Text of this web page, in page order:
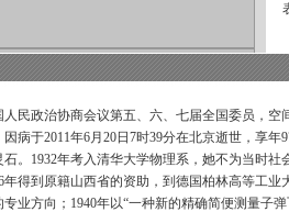
政治协商会议第五、六、七届全国委员，空
病于2011年6月20日7时39分在北京逝世，享年
1932年考入清华大学物理系，她不为当时社
得到原籍山西省的资助，到德国柏林高等工业
业方向；1940年以“一种新的精确简便测量子